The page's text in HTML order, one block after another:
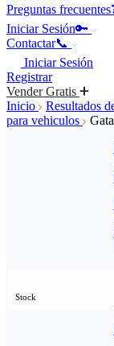
Preguntas
Iniciar Sesión🔑
Contactar📞
Iniciar Sesión
Registrar
Vender Gratis
Inicio
Resultados
para vehiculos
Stock